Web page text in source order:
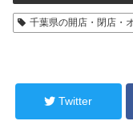
千葉県の開店・閉店・
Twitter